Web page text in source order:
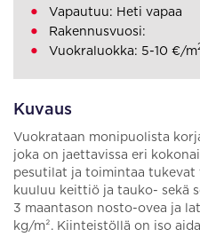
Kuvaus
Vuokrataan monipuolista
joka on jaettavissa eri
pesutilat ja toimintaa
kuuluu keittiö ja tauko- sekä
3 maantason nosto-ovea ja
kg/m². Kiinteistöllä on iso
Vapautuu: Heti vapaa
Rakennusvuosi:
Vuokraluokka: 5-10 €/m